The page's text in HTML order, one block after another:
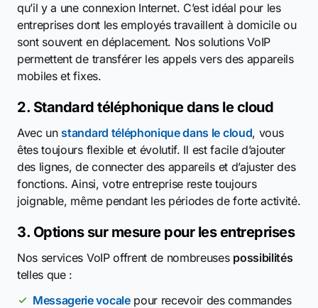
qu’il y a une connexion Internet. C’est idéal pour les
entreprises dont les employés travaillent à domicile ou
sont souvent en déplacement. Nos solutions VoIP
permettent de transférer les appels vers des appareils
mobiles et fixes.
2. Standard téléphonique dans le cloud
Avec un standard téléphonique dans le cloud, vous
êtes toujours flexible et évolutif. Il est facile d’ajouter
des lignes, de connecter des appareils et d’ajuster des
fonctions. Ainsi, votre entreprise reste toujours
joignable, même pendant les périodes de forte activité.
3. Options sur mesure pour les entreprises
Nos services VoIP offrent de nombreuses possibilités
telles que :
Messagerie vocalepour recevoir des commandes